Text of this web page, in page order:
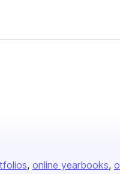
online yearbooks